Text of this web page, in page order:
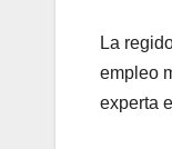
La
empleo
experta